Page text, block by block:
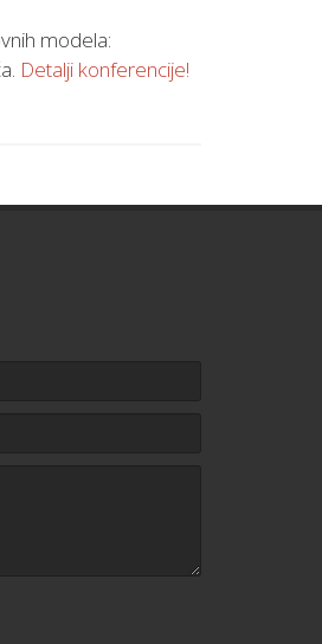
modela:
Detalji konferencije!